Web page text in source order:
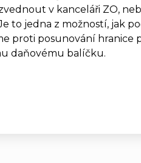
v kanceláři ZO,
to jedna z možností, jak
proti posunování hranice
daňovému balíčku.